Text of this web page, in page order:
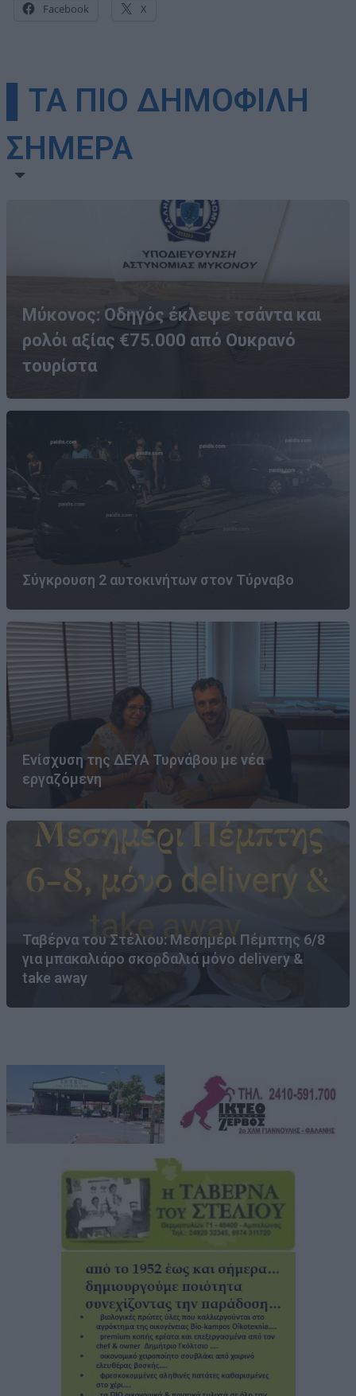
Facebook X
▌ΤΑ ΠΙΟ ΔΗΜΟΦΙΛΗ
ΣΗΜΕΡΑ
Μύκονος: Οδηγός έκλεψε τσάντα και
ρολόι αξίας €75.000 από Ουκρανό
τουρίστα
Σύγκρουση 2 αυτοκινήτων στον Τύρναβο
Ενίσχυση της ΔΕΥΑ Τυρνάβου με νέα
εργαζόμενη
Ταβέρνα του Στέλιου: Μεσημέρι Πέμπτης 6/8
για μπακαλιάρο σκορδαλιά μόνο delivery &
take away